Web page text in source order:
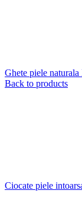
Ghete piele
Back to products
Ciocate piele